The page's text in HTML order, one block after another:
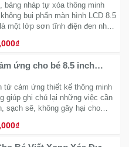
bảng nháp tự xóa thông minh
bụi phấn màn hình LCD 8.5
một lớp sơn tĩnh điện đen như
ứng cho bé 8.5 inch
tử cảm ứng thiết kế thông minh
giúp ghi chú lại những việc cần
sạch sẽ, không gây hại cho